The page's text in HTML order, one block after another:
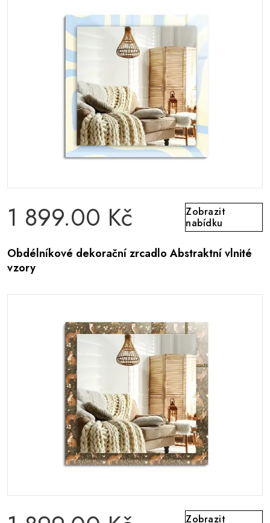
1 899.00 Kč
Zobrazit
nabídku
Obdélníkové dekorační zrcadlo Abstraktní vlnité
vzory
Zobrazit